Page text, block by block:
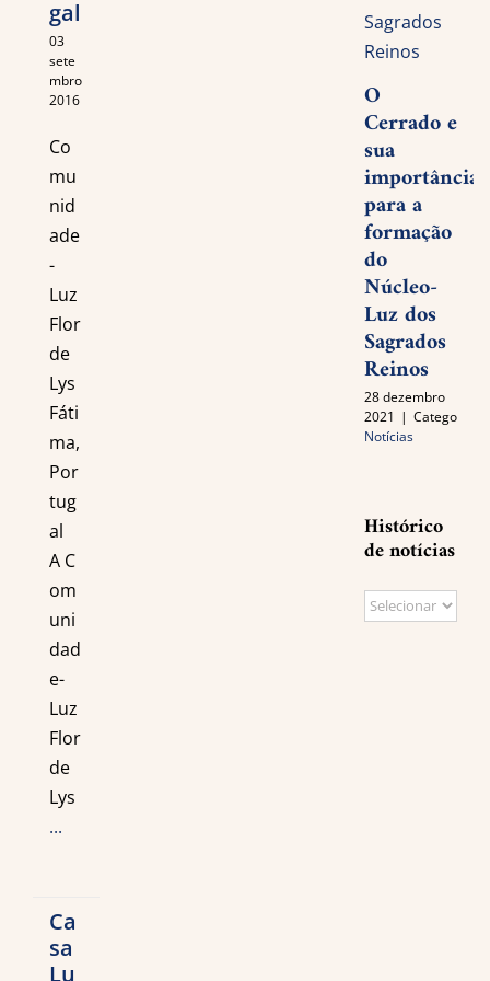
gal
03
sete
mbro
2016
Co
mu
nid
ade
-
Luz
Flor
de
Lys
Fáti
ma,
Por
tug
al
A C
om
uni
dad
e-
Luz
Flor
de
Lys
...
Ca
sa
Lu
O
Cerrado e
sua
importância
para a
formação
do
Núcleo-
Luz dos
Sagrados
Reinos
28 dezembro
2021 | Categories:
Notícias
Histórico
de notícias
Histórico